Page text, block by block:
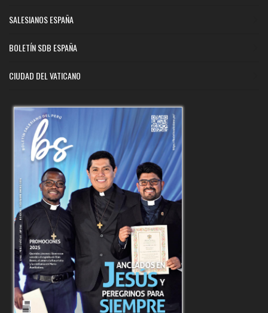
SALESIANOS ESPAÑA
BOLETÍN SDB ESPAÑA
CIUDAD DEL VATICANO